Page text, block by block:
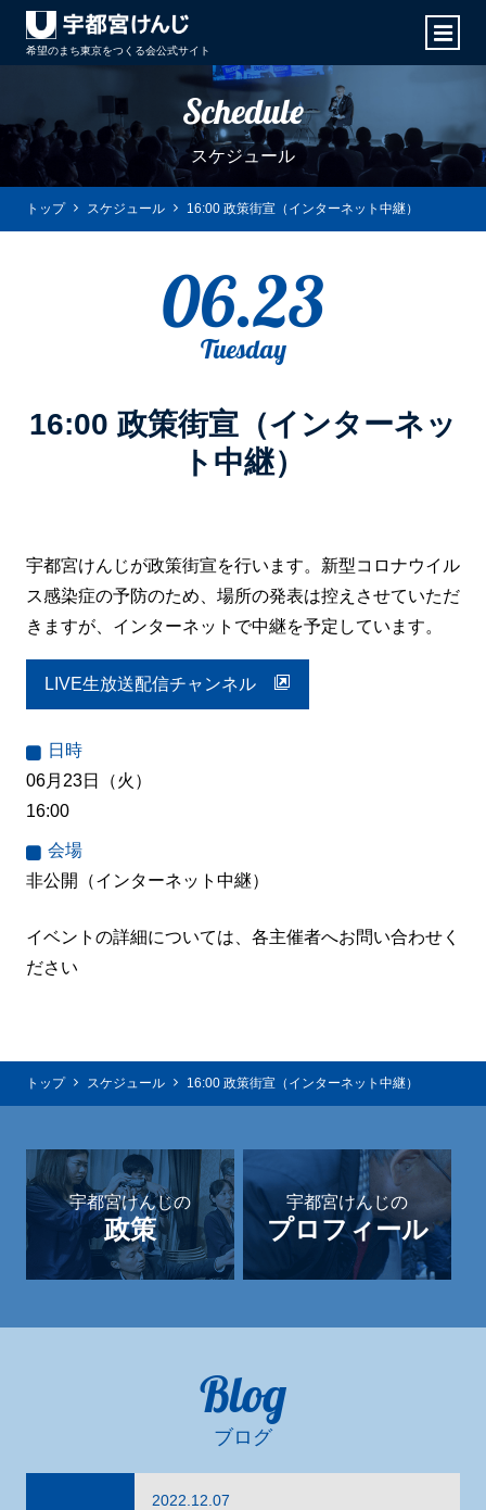
希望のまち東京をつくる会公式サイト
Schedule
スケジュール
トップ スケジュール 16:00 政策街宣（インターネット中継）
06.23
Tuesday
16:00 政策街宣（インターネッ
ト中継）
宇都宮けんじが政策街宣を行います。新型コロナウイル
ス感染症の予防のため、場所の発表は控えさせていただ
きますが、インターネットで中継を予定しています。
LIVE生放送配信チャンネル
日時
06月23日（火）
16:00
会場
非公開（インターネット中継）
イベントの詳細については、各主催者へお問い合わせく
ださい
トップ スケジュール 16:00 政策街宣（インターネット中継）
宇都宮けんじの
政策
宇都宮けんじの
プロフィール
Blog
ブログ
2022.12.07